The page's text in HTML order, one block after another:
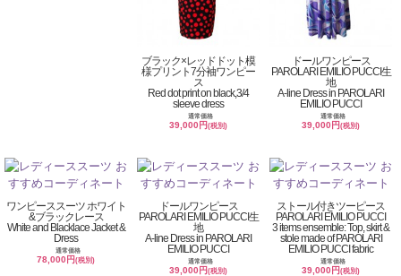
ブラック×レッドドット模
様プリント7分袖ワンピー
ス
Red dot print on black,3/4
sleeve dress
通常価格
39,000円(税別)
ドールワンピース
PAROLARI EMILIO PUCCI生
地
A-line Dress in PAROLARI
EMILIO PUCCI
通常価格
39,000円(税別)
ワンピーススーツ ホワイト
&ブラックレース
White and Blacklace Jacket &
Dress
通常価格
78,000円(税別)
ドールワンピース
PAROLARI EMILIO PUCCI生
地
A-line Dress in PAROLARI
EMILIO PUCCI
通常価格
39,000円(税別)
ストール付きツーピース
PAROLARI EMILIO PUCCI
3 items ensemble: Top, skirt &
stole made of PAROLARI
EMILIO PUCCI fabric
通常価格
39,000円(税別)